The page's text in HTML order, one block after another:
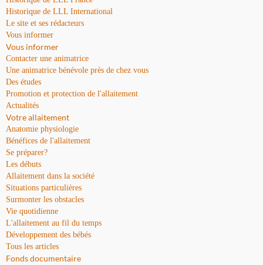
Historique de LLL International
Le site et ses rédacteurs
Vous informer
Vous informer
Contacter une animatrice
Une animatrice bénévole près de chez vous
Des études
Promotion et protection de l'allaitement
Actualités
Votre allaitement
Anatomie physiologie
Bénéfices de l'allaitement
Se préparer?
Les débuts
Allaitement dans la société
Situations particulières
Surmonter les obstacles
Vie quotidienne
L'allaitement au fil du temps
Développement des bébés
Tous les articles
Fonds documentaire